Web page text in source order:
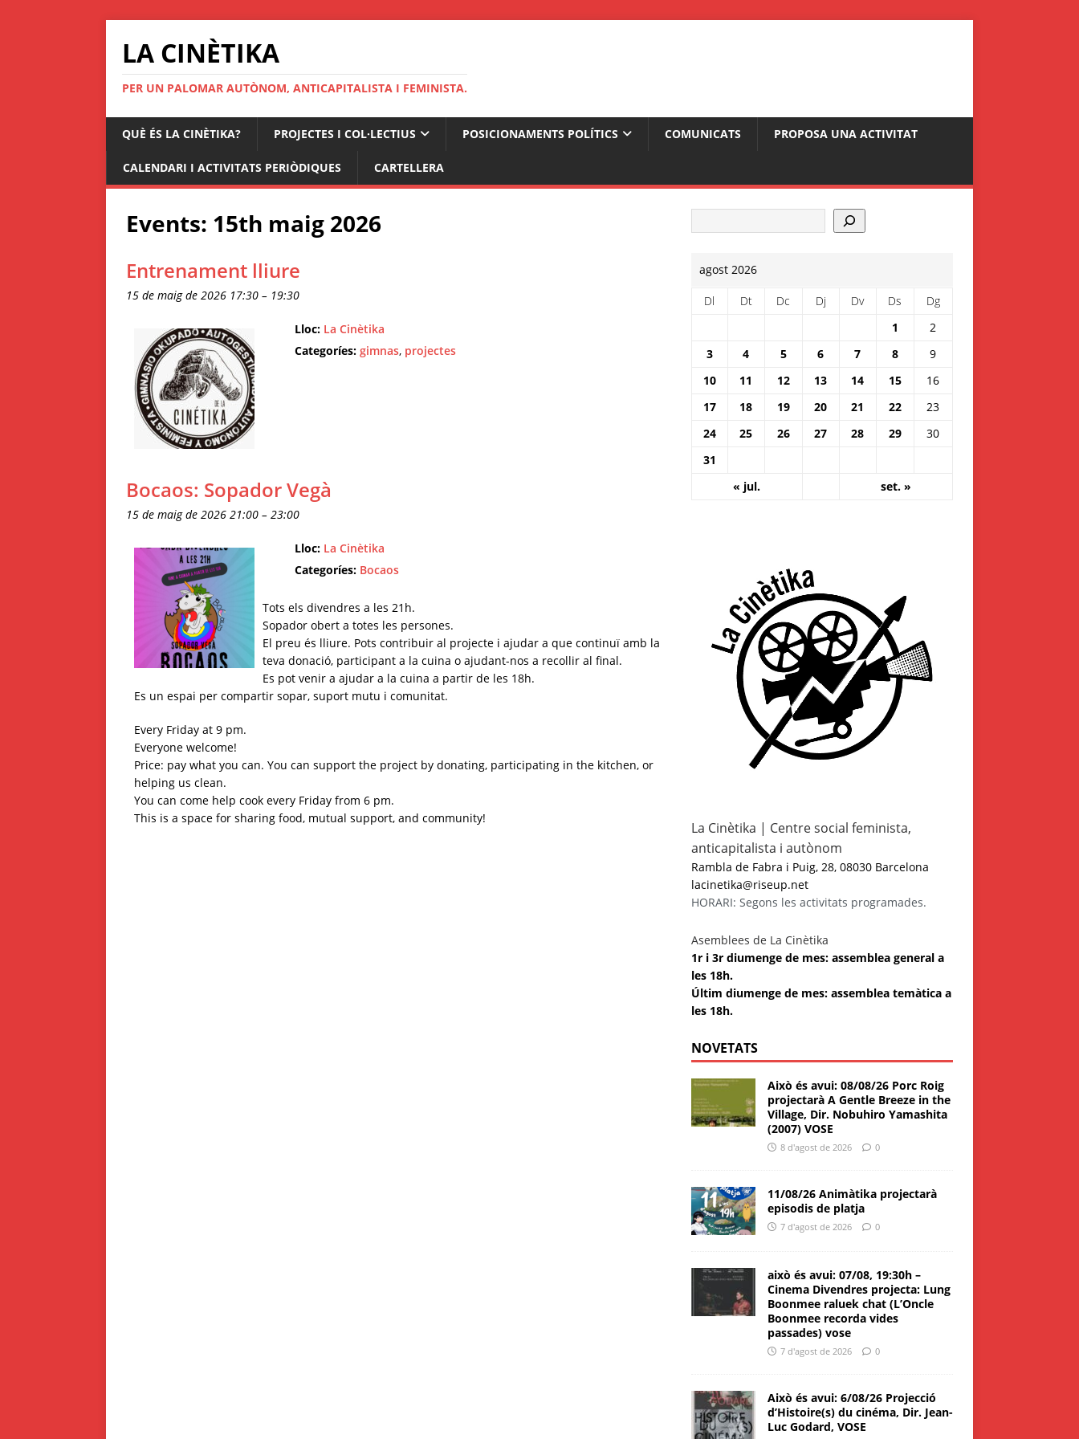
LA CINÈTIKA
PER UN PALOMAR AUTÒNOM, ANTICAPITALISTA I FEMINISTA.
QUÈ ÉS LA CINÈTIKA? PROJECTES I COL·LECTIUS POSICIONAMENTS POLÍTICS COMUNICATS PROPOSA UNA ACTIVITAT
CALENDARI I ACTIVITATS PERIÒDIQUES CARTELLERA
Events: 15th maig 2026
Entrenament lliure
15 de maig de 2026 17:30 – 19:30
Lloc: La Cinètika
Categoríes: gimnas, projectes
Bocaos: Sopador Vegà
15 de maig de 2026 21:00 – 23:00
Lloc: La Cinètika
Categoríes: Bocaos
Tots els divendres a les 21h.
Sopador obert a totes les persones.
El preu és lliure. Pots contribuir al projecte i ajudar a que continuï amb la
teva donació, participant a la cuina o ajudant-nos a recollir al final.
Es pot venir a ajudar a la cuina a partir de les 18h.
Es un espai per compartir sopar, suport mutu i comunitat.
Every Friday at 9 pm.
Everyone welcome!
Price: pay what you can. You can support the project by donating, participating in the kitchen, or
helping us clean.
You can come help cook every Friday from 6 pm.
This is a space for sharing food, mutual support, and community!
agost 2026
Dl Dt Dc Dj Dv Ds
Dg
1
2
3
4 5 6 7 8
9
10
11 12 13 14 15
16
17
18 19 20 21 22
23
24
25 26 27 28 29
30
31
« jul.
set. »
La Cinètika | Centre social feminista,
anticapitalista i autònom
Rambla de Fabra i Puig, 28, 08030 Barcelona
lacinetika@riseup.net
HORARI: Segons les activitats programades.
Asemblees de La Cinètika
1r i 3r diumenge de mes: assemblea general a
les 18h.
Últim diumenge de mes: assemblea temàtica a
les 18h.
NOVETATS
Això és avui: 08/08/26 Porc Roig
projectarà A Gentle Breeze in the
Village, Dir. Nobuhiro Yamashita
(2007) VOSE
8 d'agost de 2026 0
11/08/26 Animàtika projectarà
episodis de platja
7 d'agost de 2026 0
això és avui: 07/08, 19:30h –
Cinema Divendres projecta: Lung
Boonmee raluek chat (L’Oncle
Boonmee recorda vides
passades) vose
7 d'agost de 2026 0
Això és avui: 6/08/26 Projecció
d’Histoire(s) du cinéma, Dir. Jean-
Luc Godard, VOSE